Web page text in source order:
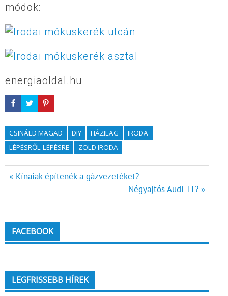
módok:
energiaoldal.hu
CSINÁLD MAGAD DIY HÁZILAG
IRODA
LÉPÉSRŐL-LÉPÉSRE
ZÖLD IRODA
Bejegyzés
« Kínaiak építenék a gázvezetéket?
Négyajtós Audi TT? »
FACEBOOK
LEGFRISSEBB HÍREK